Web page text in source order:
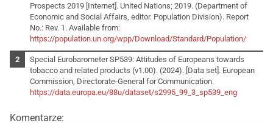
Prospects 2019 [Internet]. United Nations; 2019. (Department of
Economic and Social Affairs, editor. Population Division). Report
No.: Rev. 1. Available from:
https://population.un.org/wpp/Download/Standard/Population/
Special Eurobarometer SP539: Attitudes of Europeans towards
tobacco and related products (v1.00). (2024). [Data set]. European
Commission, Directorate-General for Communication.
https://data.europa.eu/88u/dataset/s2995_99_3_sp539_eng
Komentarze: